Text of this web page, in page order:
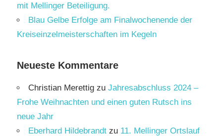
mit Mellinger Beteiligung.
Blau Gelbe Erfolge am Finalwochenende der
Kreiseinzelmeisterschaften im Kegeln
Neueste Kommentare
Christian Merettig zu Jahresabschluss 2024 –
Frohe Weihnachten und einen guten Rutsch ins
neue Jahr
Eberhard Hildebrandt zu 11. Mellinger Ortslauf